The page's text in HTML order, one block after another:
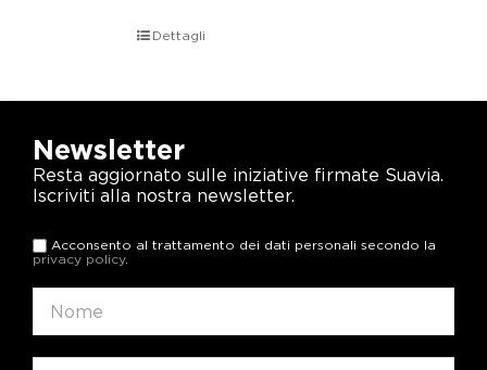
Dettagli
Newsletter
Resta aggiornato sulle iniziative firmate Suavia.
Iscriviti alla nostra newsletter.
Acconsento al trattamento dei dati personali secondo la
privacy policy.